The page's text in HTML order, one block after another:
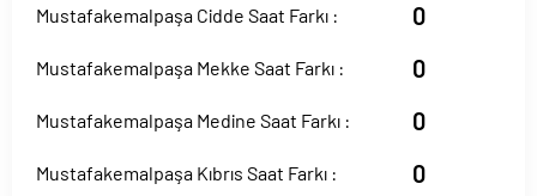
Mustafakemalpaşa Cidde Saat Farkı : 0
Mustafakemalpaşa Mekke Saat Farkı : 0
Mustafakemalpaşa Medine Saat Farkı : 0
Mustafakemalpaşa Kıbrıs Saat Farkı : 0